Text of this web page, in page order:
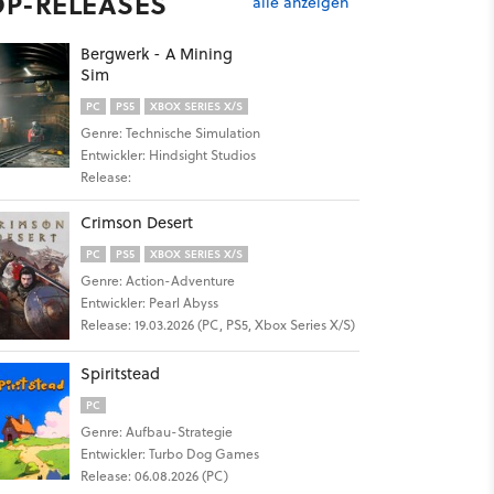
Bergwerk - A Mining
Sim
PC PS5 XBOX SERIES X/S
Genre: Technische Simulation
Entwickler: Hindsight Studios
Release:
Crimson Desert
PC PS5 XBOX SERIES X/S
Genre: Action-Adventure
Entwickler: Pearl Abyss
Release: 19.03.2026 (PC, PS5, Xbox Series X/S)
Spiritstead
PC
Genre: Aufbau-Strategie
Entwickler: Turbo Dog Games
Release: 06.08.2026 (PC)